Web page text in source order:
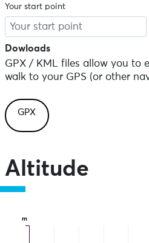
Your start point
Dowloads
GPX / KML files allow you to
walk to your GPS (or other
GPX
Altitude
m